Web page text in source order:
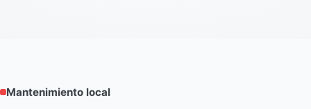
Mantenimiento local